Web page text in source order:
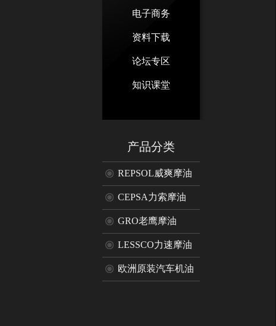
电子商务
资料下载
论坛专区
知识课堂
产品分类
REPSOL威爽摩油
CEPSA力索摩油
GRO老鹰摩油
LESSCO力速摩油
欧洲原装汽车机油